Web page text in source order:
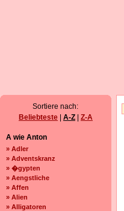
Sortiere nach:
Beliebteste
A-Z Z-A
A wie Anton
» Adler
» Adventskranz
» �gypten
» Aengstliche
» Affen
» Alien
» Alligatoren